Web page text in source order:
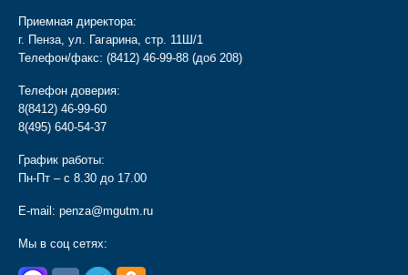
Приемная директора:
г. Пенза, ул. Гагарина, стр. 11Ш/1
Телефон/факс: (8412) 46-99-88 (доб 208)
Телефон доверия:
8(8412) 46-99-60
8(495) 640-54-37
График работы:
Пн-Пт – с 8.30 до 17.00
E-mail: penza@mgutm.ru
Мы в соц сетях: